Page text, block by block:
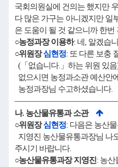
국회의원실에 건의는 했지만
다 많은 가구는 아니겠지만 일
은 도움이 될 것 같으니까 한
○농정과장 이용하: 네, 알겠습
○위원장심현정: 또 다른 보충
(「없습니다.」하는 위원 있음
없으시면 농정과소관 예산안
농정과장님 수고하셨습니다.
나. 농산물유통과 소관
○위원장심현정: 다음은 농산
지영진 농산물유통과장님 나
주시기 바랍니다.
○농산물유통과장 지영진: 농산